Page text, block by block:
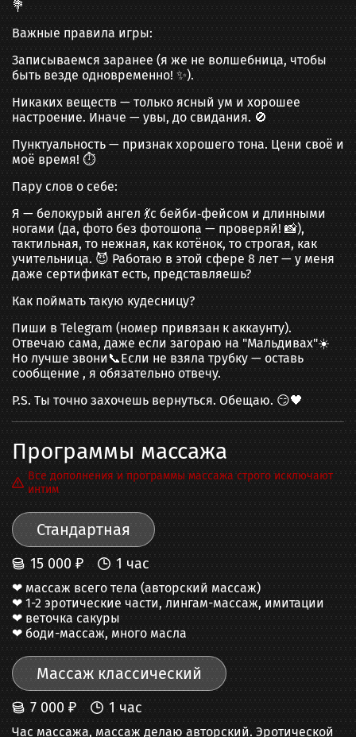
💐
Важные правила игры:
Записываемся заранее (я же не волшебница, чтобы
быть везде одновременно! ✨).
Никаких веществ — только ясный ум и хорошее
настроение. Иначе — увы, до свидания. 🚫
Пунктуальность — признак хорошего тона. Цени своё и
моё время! ⏱️
Пару слов о себе:
Я — белокурый ангел 💃с бейби‑фейсом и длинными
ногами (да, фото без фотошопа — проверяй! 📸),
тактильная, то нежная, как котёнок, то строгая, как
учительница. 😈 Работаю в этой сфере 8 лет — у меня
даже сертификат есть, представляешь?
Как поймать такую кудесницу?
Пиши в Telegram (номер привязан к аккаунту).
Отвечаю сама, даже если загораю на "Мальдивах"☀️
Но лучше звони📞Если не взяла трубку — оставь
сообщение , я обязательно отвечу.
P.S. Ты точно захочешь вернуться. Обещаю. 😏🖤
Программы массажа
Все дополнения и программы массажа строго исключают
интим
Стандартная
15 000 ₽ 1 час
❤ массаж всего тела (авторский массаж)
❤ 1-2 эротические части, лингам-массаж, имитации
❤ веточка сакуры
❤ боди-массаж, много масла
Массаж классический
7 000 ₽ 1 час
Час массажа, массаж делаю авторский. Эротической